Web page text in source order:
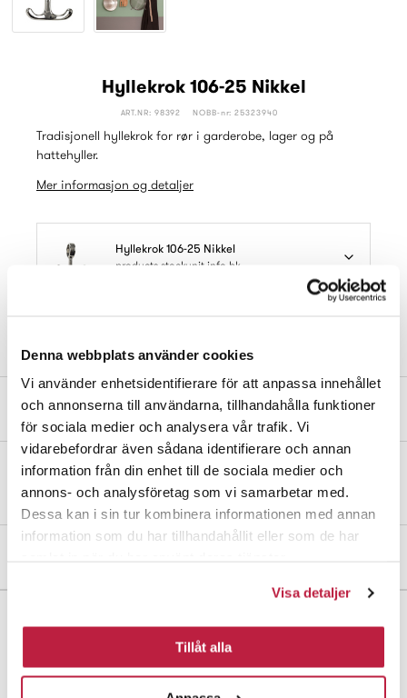
Denna webbplats använder cookies
Vi använder enhetsidentifierare för att anpassa innehållet
och annonserna till användarna, tillhandahålla funktioner
för sociala medier och analysera vår trafik. Vi
vidarebefordrar även sådana identifierare och annan
information från din enhet till de sociala medier och
annons- och analysföretag som vi samarbetar med.
Dessa kan i sin tur kombinera informationen med annan
information som du har tillhandahållit eller som de har
Visa detaljer
Tillåt alla
Hyllekrok 106-25 Nikkel
ART.NR: 98392 NOBB-nr: 25323940
Tradisjonell hyllekrok for rør i garderobe, lager og på
hattehyller.
Mer informasjon og detaljer
Hyllekrok 106-25 Nikkel
products.stockunit.info.bk
Produktbeskrivelse